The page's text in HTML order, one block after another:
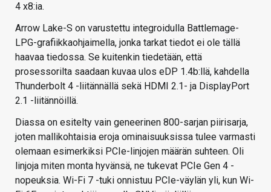
4 x8:ia.
Arrow Lake-S on varustettu integroidulla Battlemage-
LPG-grafiikkaohjaimella, jonka tarkat tiedot ei ole tällä
haavaa tiedossa. Se kuitenkin tiedetään, että
prosessorilta saadaan kuvaa ulos eDP 1.4b:llä, kahdella
Thunderbolt 4 -liitännällä sekä HDMI 2.1- ja DisplayPort
2.1 -liitännöillä.
Diassa on esitelty vain geneerinen 800-sarjan piirisarja,
joten mallikohtaisia eroja ominaisuuksissa tulee varmasti
olemaan esimerkiksi PCIe-linjojen määrän suhteen. Oli
linjoja miten monta hyvänsä, ne tukevat PCIe Gen 4 -
nopeuksia. Wi-Fi 7 -tuki onnistuu PCIe-väylän yli, kun Wi-